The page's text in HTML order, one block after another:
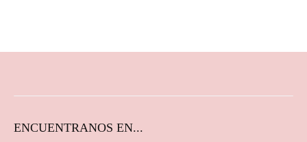
ENCUENTRANOS EN...